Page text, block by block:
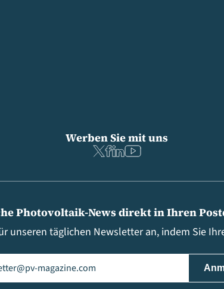
Photovoltaik-News direkt in Ihren
unseren täglichen Newsletter an, indem Sie
Werben Sie mit uns